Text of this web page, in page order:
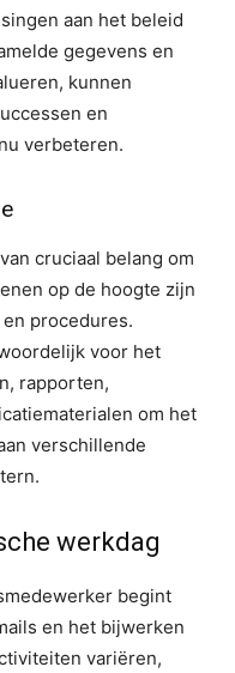
aan het beleid
gegevens en
kunnen
en
verbeteren.
cruciaal belang om
op de hoogte zijn
procedures.
voor het
rapporten,
om het
verschillende
werkdag
begint
en het bijwerken
variëren,